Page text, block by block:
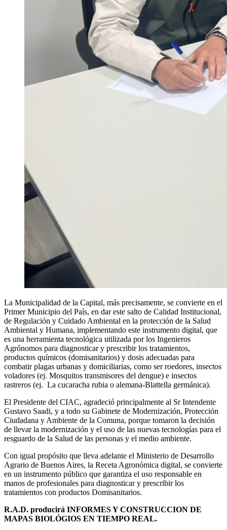
La Municipalidad de la Capital, más precisamente, se convierte en el
Primer Municipio del País, en dar este salto de Calidad Institucional,
de Regulación y Cuidado Ambiental en la protección de la Salud
Ambiental y Humana, implementando este instrumento digital, que
es una herramienta tecnológica utilizada por los Ingenieros
Agrónomos para diagnosticar y prescribir los tratamientos,
productos químicos (domisanitarios) y dosis adecuadas para
combatir plagas urbanas y domiciliarias, como ser roedores, insectos
voladores (ej. Mosquitos transmisores del dengue) e insectos
rastreros (ej. La cucaracha rubia o alemana-Blattella germánica).
El Presidente del CIAC, agradeció principalmente al Sr Intendente
Gustavo Saadi, y a todo su Gabinete de Modernización, Protección
Ciudadana y Ambiente de la Comuna, porque tomaron la decisión
de llevar la modernización y el uso de las nuevas tecnologías para el
resguardo de la Salud de las personas y el medio ambiente.
Con igual propósito que lleva adelante el Ministerio de Desarrollo
Agrario de Buenos Aires, la Receta Agronómica digital, se convierte
en un instrumento público que garantiza el uso responsable en
manos de profesionales para diagnosticar y prescribir los
tratamientos con productos Domisanitarios.
R.A.D. producirá INFORMES Y CONSTRUCCION DE
MAPAS BIOLÓGIOS EN TIEMPO REAL.